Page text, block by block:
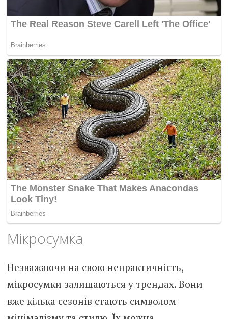
Мікросумка
Незважаючи на свою непрактичність,
мікросумки залишаються у трендах. Вони
вже кілька сезонів стають символом